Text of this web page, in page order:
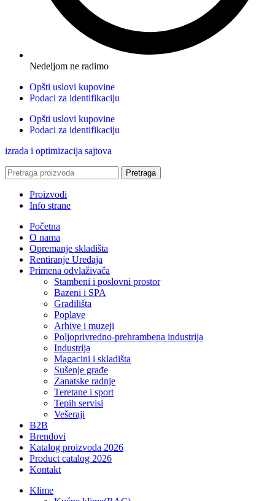
Nedeljom ne radimo
Opšti uslovi kupovine
Podaci za identifikaciju
Opšti uslovi kupovine
Podaci za identifikaciju
izrada i optimizacija sajtova
Pretraga
Proizvodi
Info strane
Početna
O nama
Opremanje skladišta
Rentiranje Uređaja
Primena odvlaživača
Stambeni i poslovni prostor
Bazeni i SPA
Gradilišta
Poplave
Arhive i muzeji
Poljoprivredno-prehrambena industrija
Industrija
Magacini i skladišta
Sušenje građe
Zanatske radnje
Teretane i sport
Tepih servisi
Vešeraji
B2B
Brendovi
Katalog proizvoda 2026
Product catalog 2026
Kontakt
Klime